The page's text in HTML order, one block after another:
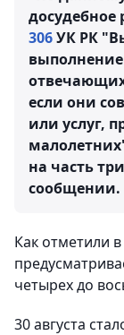
досудебное
306УК РК
выполнение
если они
или услуг,
на часть
сообщении.
Как отметили
четырех до
30 августа